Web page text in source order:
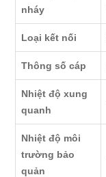
nháy
Loại kết nối
Thông số cáp
Nhiệt độ xung
quanh
Nhiệt độ môi
trường bảo
quản